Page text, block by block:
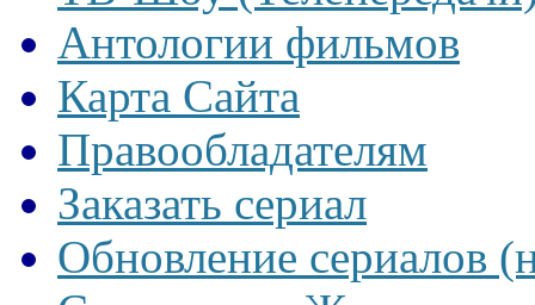
Антологии фильмов
Карта Сайта
Правообладателям
Заказать сериал
Обновление сериалов